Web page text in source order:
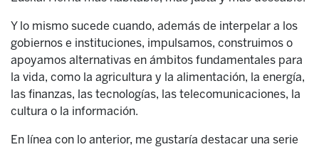
Y lo mismo sucede cuando, además de interpelar a los
gobiernos e instituciones, impulsamos, construimos o
apoyamos alternativas en ámbitos fundamentales para
la vida, como la agricultura y la alimentación, la energía,
las finanzas, las tecnologías, las telecomunicaciones, la
cultura o la información.
En línea con lo anterior, me gustaría destacar una serie